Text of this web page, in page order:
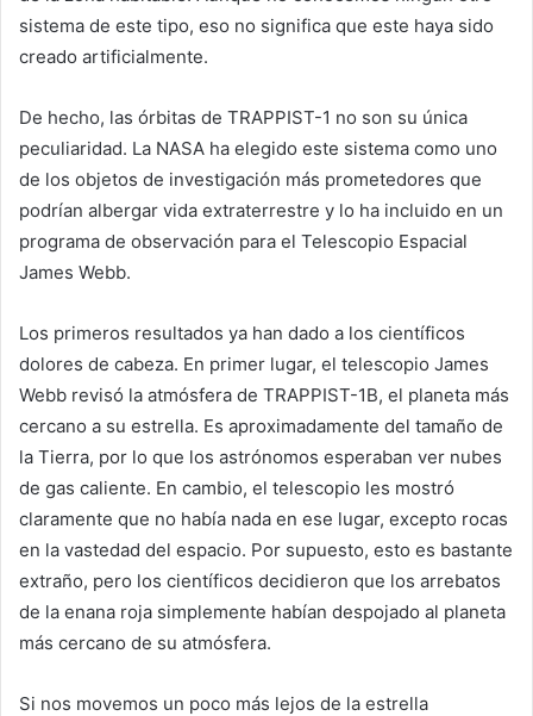
sistema de este tipo, eso no significa que este haya sido
creado artificialmente.
De hecho, las órbitas de TRAPPIST-1 no son su única
peculiaridad. La NASA ha elegido este sistema como uno
de los objetos de investigación más prometedores que
podrían albergar vida extraterrestre y lo ha incluido en un
programa de observación para el Telescopio Espacial
James Webb.
Los primeros resultados ya han dado a los científicos
dolores de cabeza. En primer lugar, el telescopio James
Webb revisó la atmósfera de TRAPPIST-1B, el planeta más
cercano a su estrella. Es aproximadamente del tamaño de
la Tierra, por lo que los astrónomos esperaban ver nubes
de gas caliente. En cambio, el telescopio les mostró
claramente que no había nada en ese lugar, excepto rocas
en la vastedad del espacio. Por supuesto, esto es bastante
extraño, pero los científicos decidieron que los arrebatos
de la enana roja simplemente habían despojado al planeta
más cercano de su atmósfera.
Si nos movemos un poco más lejos de la estrella